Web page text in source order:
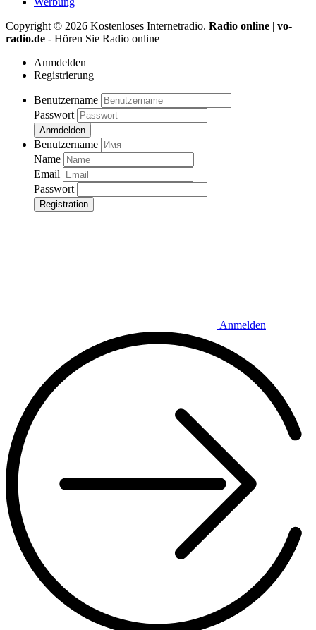
Copyright © 2026 Kostenloses Internetradio. Radio online | vo-
radio.de - Hören Sie Radio online
Anmdelden
Registrierung
Benutzername
Passwort
Anmdelden
Benutzername
Name
Email
Passwort
Registration
Anmelden